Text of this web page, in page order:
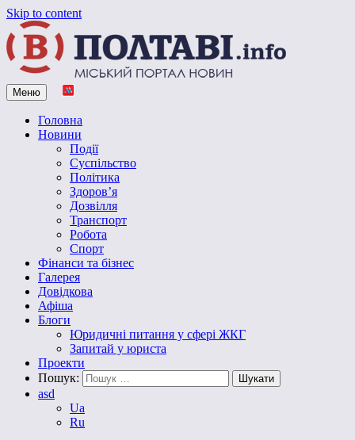
Skip to content
Vpoltave.info
Полтавський портал новин
Меню
Головна
Новини
Події
Суспільство
Політика
Здоров’я
Дозвілля
Транспорт
Робота
Спорт
Фінанси та бізнес
Галерея
Довідкова
Афіша
Блоги
Юридичні питання у сфері ЖКГ
Запитай у юриста
Проекти
Пошук:
asd
Ua
Ru